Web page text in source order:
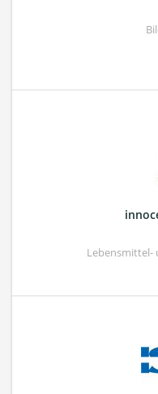
Lebensmittel-